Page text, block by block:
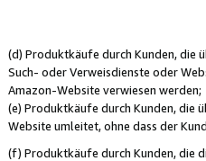
(d) Produktkäufe durch Kunden, die
Such- oder Verweisdienste oder
Amazon-Website verwiesen werden;
(e) Produktkäufe durch Kunden, die
Website umleitet, ohne dass der
(f) Produktkäufe durch Kunden, die